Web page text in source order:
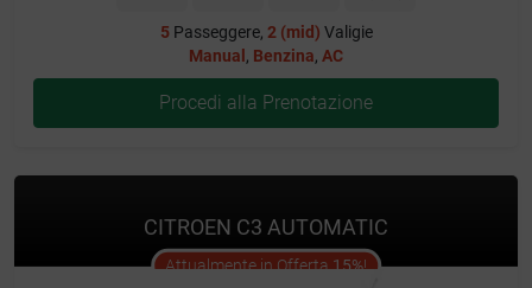
5Passeggere, 2 (mid) Valigie
Manual , Benzina, AC
Procedi alla Prenotazione
CITROEN C3 AUTOMATIC
Attualmente in Offerta15%! offer